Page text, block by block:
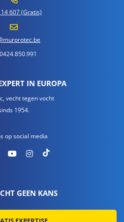
607 (Gratis)
IN EUROPA
vecht tegen vocht
1954.
op social media
GEEN KANS